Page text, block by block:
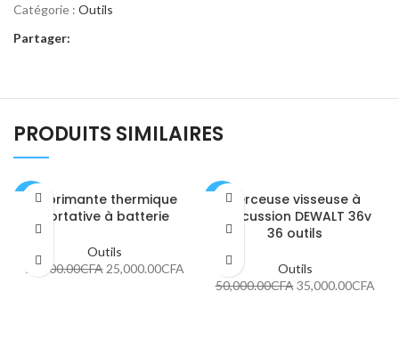
Catégorie : Outils
Partager:
PRODUITS SIMILAIRES
Imprimante thermique
portative à batterie
Outils
50,000.00CFA 25,000.00CFA
Perceuse visseuse à
percussion DEWALT 36v
36 outils
Outils
50,000.00CFA 35,000.00CFA